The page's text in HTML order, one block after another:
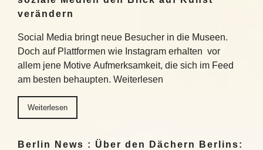
verändern
Social Media bringt neue Besucher in die Museen.
Doch auf Plattformen wie Instagram erhalten vor
allem jene Motive Aufmerksamkeit, die sich im Feed
am besten behaupten. Weiterlesen
Weiterlesen
Berlin News : Über den Dächern Berlins: